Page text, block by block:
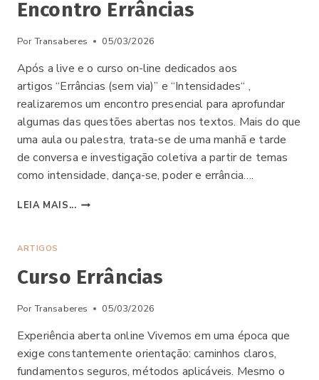
Encontro Errâncias
Por Transaberes 05/03/2026
Após a live e o curso on-line dedicados aos
artigos “Errâncias (sem via)” e “Intensidades“ ,
realizaremos um encontro presencial para aprofundar
algumas das questões abertas nos textos. Mais do que
uma aula ou palestra, trata-se de uma manhã e tarde
de conversa e investigação coletiva a partir de temas
como intensidade, dança-se, poder e errância….
LEIA MAIS... ENCONTRO
ARTIGOS
Curso Errâncias
Por Transaberes 05/03/2026
Experiência aberta online Vivemos em uma época que
exige constantemente orientação: caminhos claros,
fundamentos seguros, métodos aplicáveis. Mesmo o